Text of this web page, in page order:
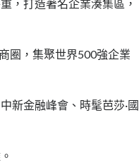
，打造著名企業湊集區，
圈，集聚世界500強企業
新金融峰會、時髦芭莎·國